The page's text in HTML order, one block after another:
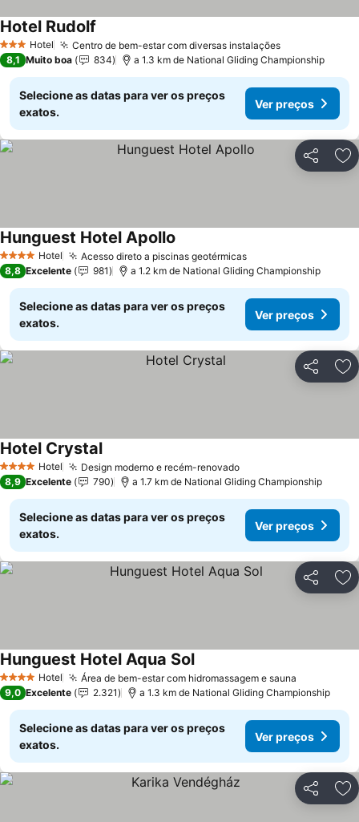
3 EstrelasHotel Centro de bem-estar com diversas instalaçõesVer preços
Hotel Rudolf
8,1 Muito boa 834 a 1.3 km de National Gliding Championship
Selecione as datas para ver os preços
exatos.
Ver preços
Partilhar
4 EstrelasHotel Acesso direto a piscinas geotérmicasVer preços
Hunguest Hotel Apollo
8,8 Excelente 981 a 1.2 km de National Gliding Championship
Selecione as datas para ver os preços
exatos.
Ver preços
Partilhar
4 EstrelasHotel Design moderno e recém-renovadoVer preços
Hotel CrystalVer preços
8,9 Excelente 790 a 1.7 km de National Gliding Championship
Selecione as datas para ver os preços
exatos.
Ver preços
Partilhar
4 EstrelasHotel Área de bem-estar com hidromassagem e sauna
Hunguest Hotel Aqua SolVer preços
9,0 Excelente 2.321 a 1.3 km de National Gliding Championship
Selecione as datas para ver os preços
exatos.
Ver preços
Partilhar